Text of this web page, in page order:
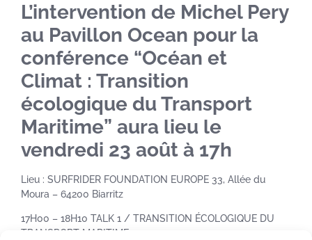
L’intervention de Michel Pery
au Pavillon Ocean pour la
conférence “Océan et
Climat : Transition
écologique du Transport
Maritime” aura lieu le
vendredi 23 août à 17h
Lieu : SURFRIDER FOUNDATION EUROPE 33, Allée du
Moura – 64200 Biarritz
17H00 – 18H10 TALK 1 / TRANSITION ÉCOLOGIQUE DU
TRANSPORT MARITIME